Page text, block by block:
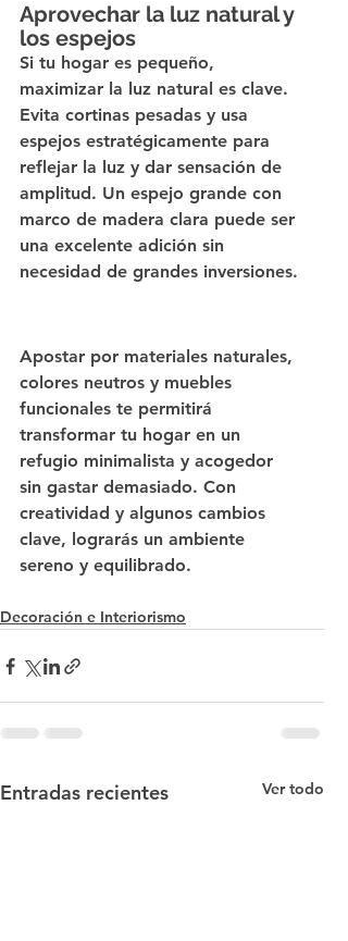
Aprovechar la luz natural y
los espejos
Si tu hogar es pequeño,
maximizar la luz natural es clave.
Evita cortinas pesadas y usa
espejos estratégicamente para
reflejar la luz y dar sensación de
amplitud. Un espejo grande con
marco de madera clara puede ser
una excelente adición sin
necesidad de grandes inversiones.
Apostar por materiales naturales,
colores neutros y muebles
funcionales te permitirá
transformar tu hogar en un
refugio minimalista y acogedor
sin gastar demasiado. Con
creatividad y algunos cambios
clave, lograrás un ambiente
sereno y equilibrado.
Decoración e Interiorismo
Entradas recientes Ver todo